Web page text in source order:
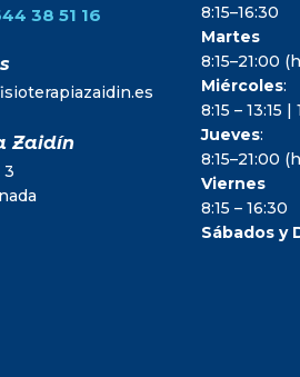
38 51 16
Zaidín
3
8:15–16:30
Martes
8:15–21:00
Miércoles:
8:15 – 13:15 |
Jueves:
8:15–21:00
Viernes
8:15 – 16:30
Sábados y